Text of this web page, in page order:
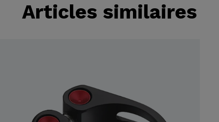
Articles similaires